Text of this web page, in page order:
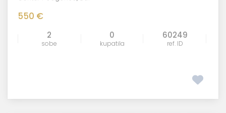
550 €
2
sobe
0
kupatila
60249
ref. ID